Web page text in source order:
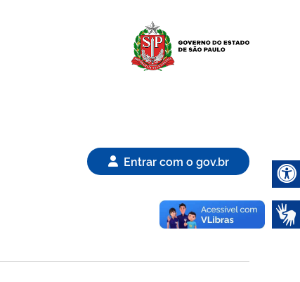
Entrar com o gov.br